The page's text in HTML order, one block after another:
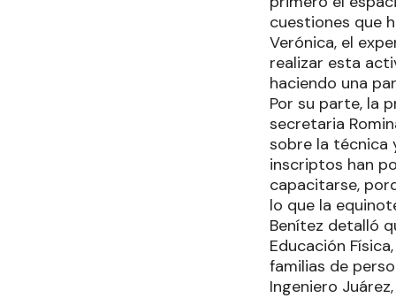
cuestiones que
Verónica, el
realizar esta
haciendo una
Por su parte, la
secretaria
sobre la técnica
inscriptos han
capacitarse,
lo que la
Benítez detalló
Educación
familias de
Ingeniero